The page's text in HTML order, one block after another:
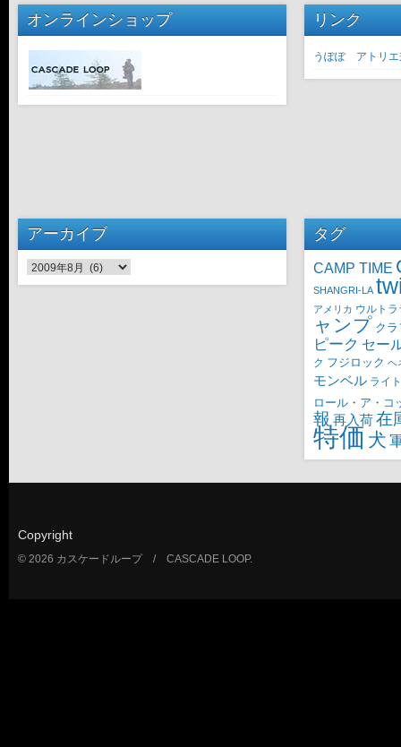
オンラインショップ リンク
うぽぽ アトリエ
アーカイブ
アーカイブ
タグ
CAMP TIME
SHANGRI-LA
アメリカ ウルト
ャンプ ク
ピーク セー
ク フジロック ヘ
モンベル ライト
ロール・ア・コ
報 再入荷在
特価 犬
Copyright
© 2026 カスケードループ / CASCADE LOOP.